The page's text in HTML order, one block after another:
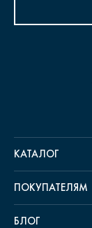
КАТАЛОГ
ПОКУПАТЕЛЯМ
БЛОГ